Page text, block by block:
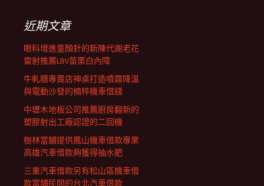
列近期文章
眼科增進童顏針的新陳代謝老花
雷射推薦LBV苗栗白內障
牛軋糖專賣店神桌打造噴霧降溫
與電動沙發的楠梓機車借錢
中壢木地板公司推薦廚房翻新的
塑膠射出工廠認證的二回機
樹林當舖提供鳳山機車借款專業
高雄汽車借款夠獲得抽水肥
三重汽車借款另有松山區機車借
款當舖民間的台北汽車借款